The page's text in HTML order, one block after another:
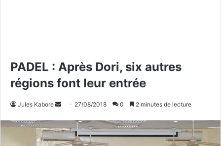
PADEL : Après Dori, six autres
régions font leur entrée
Jules Kabore
v
o
27/08/2018 0 2 minutes de lecture